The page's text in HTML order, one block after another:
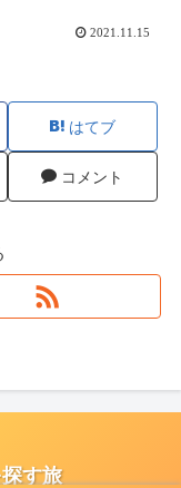
2021.11.15
はてブ
コメント
す旅